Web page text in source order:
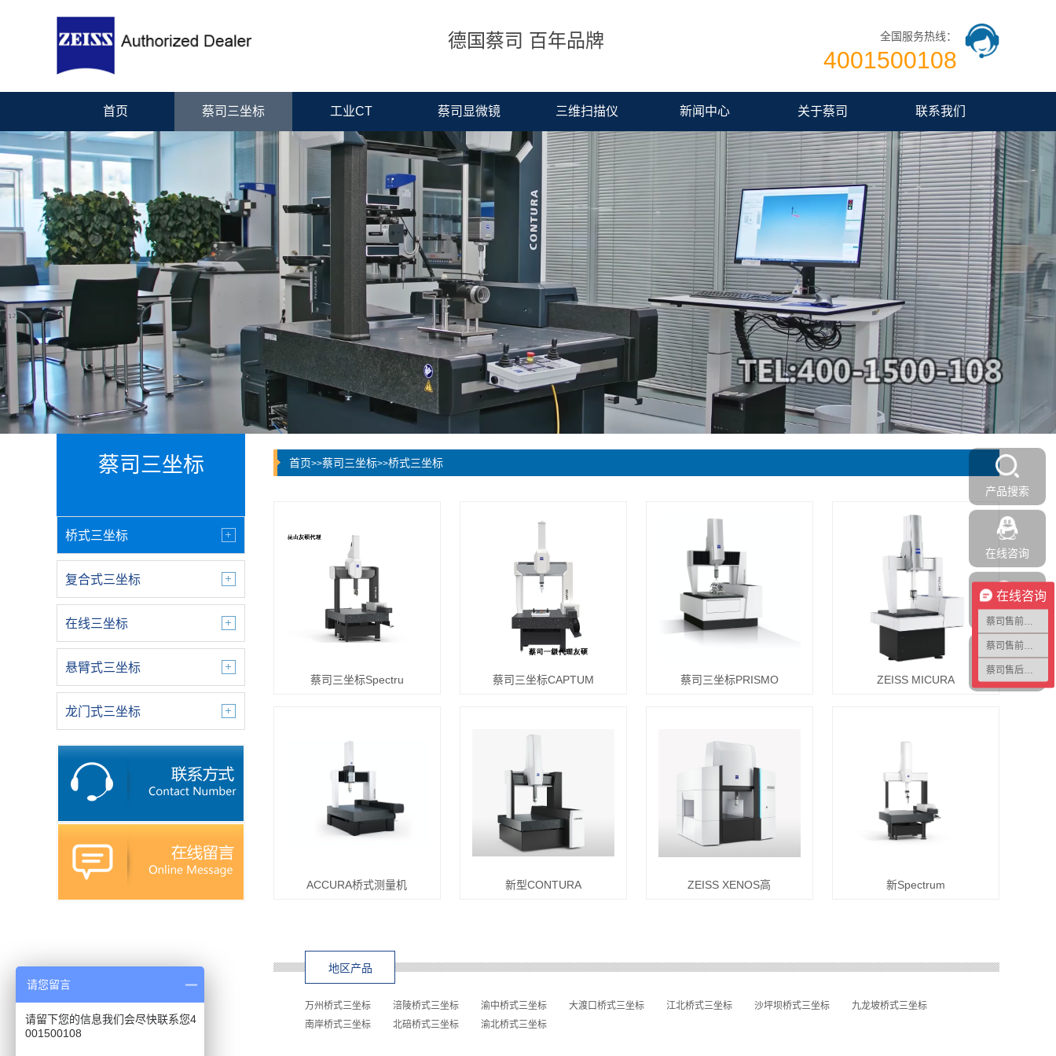
德国蔡司 百年品牌 全国服务热线：
4001500108
首页 蔡司三坐标 工业CT 蔡司显微镜 三维扫描仪 新闻中心 关于蔡司 联系我们
蔡司三坐标
桥式三坐标
复合式三坐标
在线三坐标
悬臂式三坐标
龙门式三坐标
首页>>蔡司三坐标>>桥式三坐标
蔡司三坐标Spectru 蔡司三坐标CAPTUM 蔡司三坐标PRISMO ZEISS MICURA
ACCURA桥式测量机 新型CONTURA ZEISS XENOS高 新Spectrum
地区产品
万州桥式三坐标 涪陵桥式三坐标 渝中桥式三坐标 大渡口桥式三坐标 江北桥式三坐标 沙坪坝桥式三坐标
九龙坡桥式三坐标
南岸桥式三坐标
北碚桥式三坐标 渝北桥式三坐标
产品搜索
在线咨询
加我微信
返回顶部
在线咨询
请您留言
请留下您的信息我们会尽快联系您4
001500108